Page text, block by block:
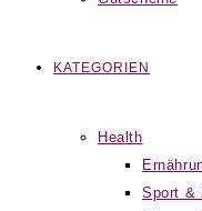
KATEGORIEN
Health
Sport &